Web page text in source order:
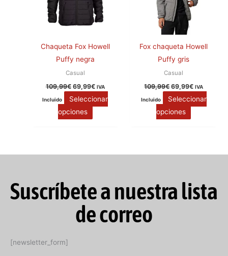
Chaqueta Fox Howell
Puffy negra
Casual
109,99€ 69,99€ IVA
Incluido
Seleccionar
opciones
de
producto
Fox chaqueta Howell
Puffy gris
Casual
109,99€ 69,99€ IVA
Incluido
Seleccionar
opciones
de
producto
Suscríbete a nuestra lista
de correo
[newsletter_form]